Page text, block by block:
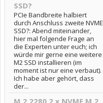
SSD?
PCIe Bandbreite halbiert
durch Anschluss zweite NVME
SSD?: Abend miteinander,
hier mal folgende Frage an
die Experten unter euch; ich
würde mir gerne eine weitere
M2 SSD installieren (im
moment ist nur eine verbaut).
Ich habe aber gehört, dass
der...
M.2 2280 2 x NVME M.2